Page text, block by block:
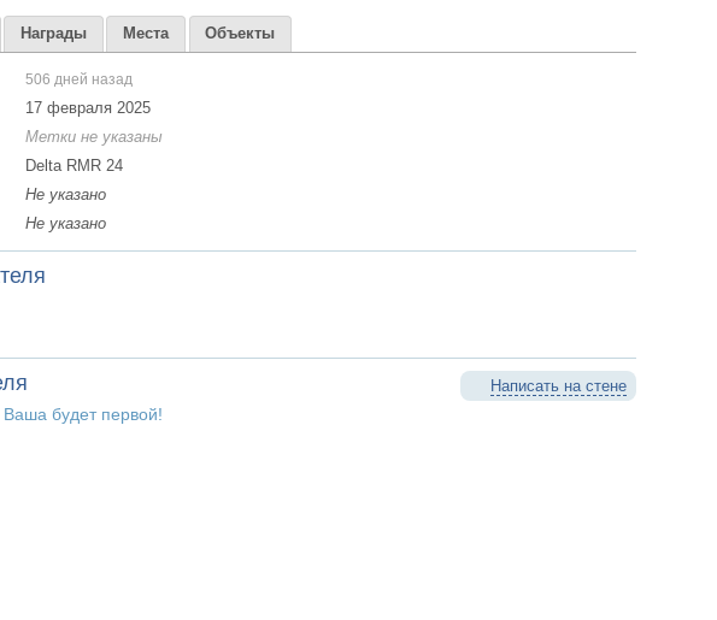
Награды Места Объекты
506 дней назад
17 февраля 2025
Метки не указаны
Delta RMR 24
Не указано
Не указано
Написать на стене
Ваша будет первой!